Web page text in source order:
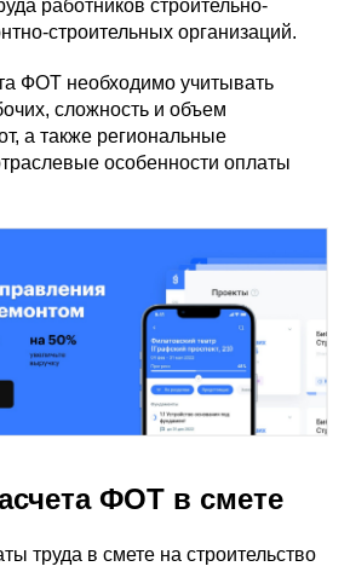
работников строительно-
строительных организаций.
ФОТ необходимо учитывать
сложность и объем
а также региональные
особенности оплаты
ФОТ в смете
труда в смете на строительство